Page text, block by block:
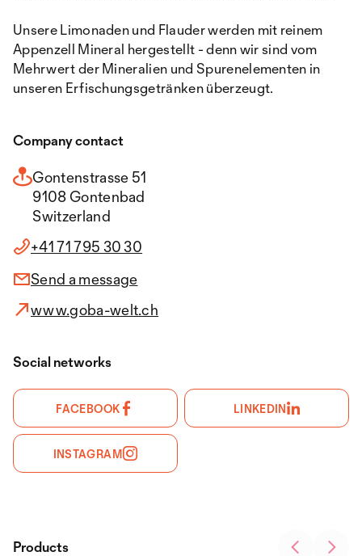
Unsere Limonaden und Flauder werden mit reinem
Appenzell Mineral hergestellt - denn wir sind vom
Mehrwert der Mineralien und Spurenelementen in
unseren Erfischungsgetränken überzeugt.
Company contact
Gontenstrasse 51
9108 Gontenbad
Switzerland
+41 71 795 30 30
Send a message
www.goba-welt.ch
Social networks
FACEBOOK LINKEDIN
INSTAGRAM
Products